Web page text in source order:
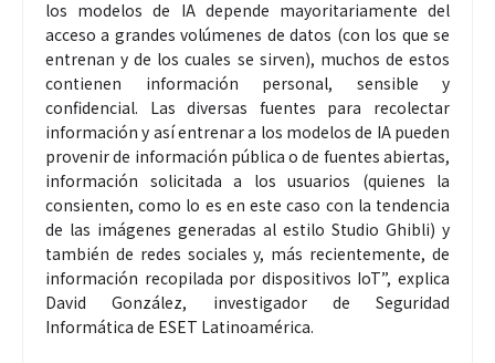
los modelos de IA depende mayoritariamente del
acceso a grandes volúmenes de datos (con los que se
entrenan y de los cuales se sirven), muchos de estos
contienen información personal, sensible y
confidencial. Las diversas fuentes para recolectar
información y así entrenar a los modelos de IA pueden
provenir de información pública o de fuentes abiertas,
información solicitada a los usuarios (quienes la
consienten, como lo es en este caso con la tendencia
de las imágenes generadas al estilo Studio Ghibli) y
también de redes sociales y, más recientemente, de
información recopilada por dispositivos IoT”, explica
David González, investigador de Seguridad
Informática de ESET Latinoamérica.